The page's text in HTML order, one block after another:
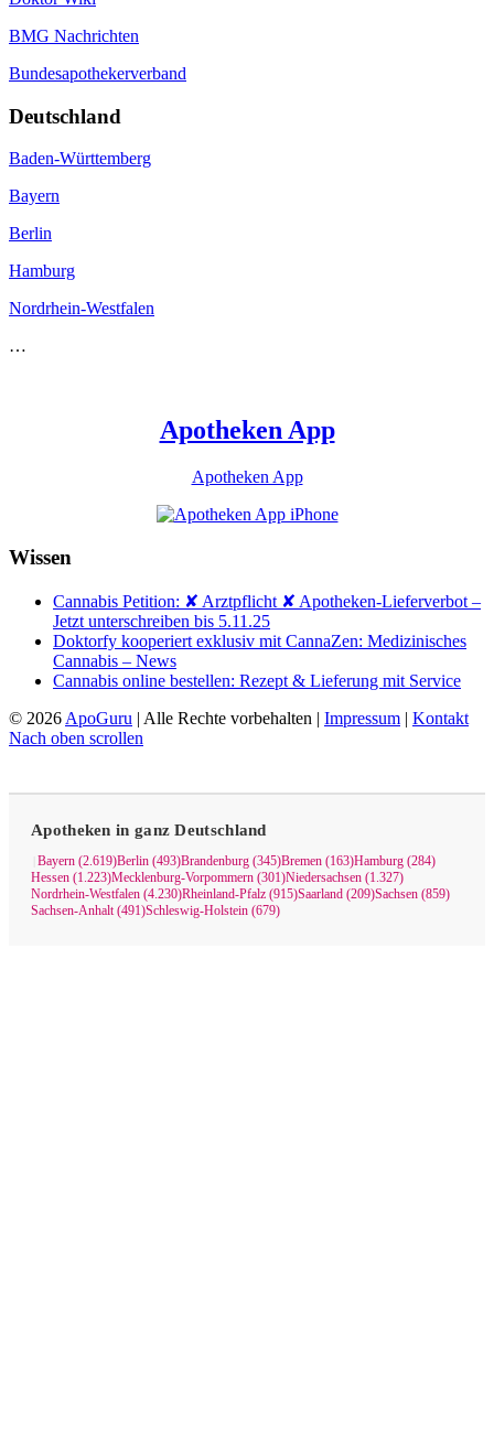
BMG Nachrichten
Bundesapothekerverband
Deutschland
Baden-Württemberg
Bayern
Berlin
Hamburg
Nordrhein-Westfalen
…
Apotheken App
Apotheken App
Wissen
Cannabis Petition: ✘ Arztpflicht ✘ Apotheken-Lieferverbot –
Jetzt unterschreiben bis 5.11.25
Doktorfy kooperiert exklusiv mit CannaZen: Medizinisches
Cannabis – News
Cannabis online bestellen: Rezept & Lieferung mit Service
© 2026 ApoGuru | Alle Rechte vorbehalten | Impressum | Kontakt
Nach oben scrollen
Apotheken in ganz Deutschland
Bayern (2.619)Berlin (493)Brandenburg (345)Bremen (163)Hamburg (284)
Hessen (1.223)Mecklenburg-Vorpommern (301)Niedersachsen (1.327)
Nordrhein-Westfalen (4.230)Rheinland-Pfalz (915)Saarland (209)Sachsen (859)
Sachsen-Anhalt (491)Schleswig-Holstein (679)